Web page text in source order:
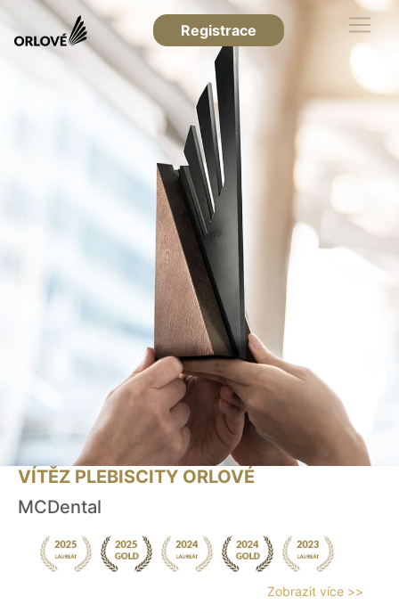
Registrace
VÍTĚZ PLEBISCITY ORLOVÉ
MCDental
Zobrazit více >>